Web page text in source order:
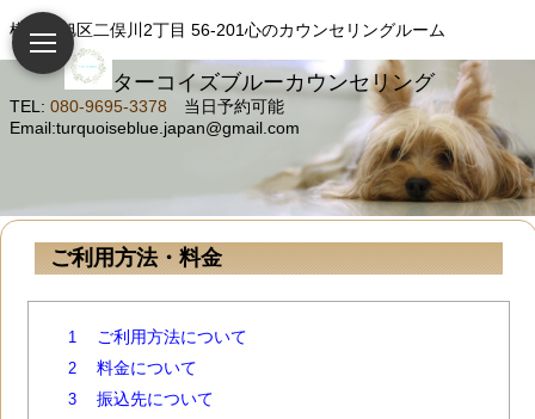
横浜市旭区二俣川2丁目 56-201心のカウンセリングルーム
ターコイズブルーカウンセリング
TEL: 080-9695-3378 当日予約可能
Email:turquoiseblue.japan@gmail.com
ご利用方法・料金
1 ご利用方法について
2 料金について
3 振込先について